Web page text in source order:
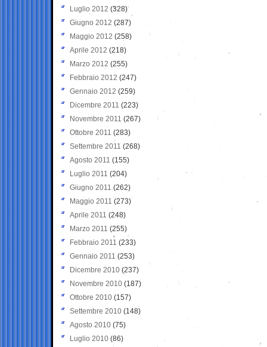
Luglio 2012 (328)
Giugno 2012 (287)
Maggio 2012 (258)
Aprile 2012 (218)
Marzo 2012 (255)
Febbraio 2012 (247)
Gennaio 2012 (259)
Dicembre 2011 (223)
Novembre 2011 (267)
Ottobre 2011 (283)
Settembre 2011 (268)
Agosto 2011 (155)
Luglio 2011 (204)
Giugno 2011 (262)
Maggio 2011 (273)
Aprile 2011 (248)
Marzo 2011 (255)
Febbraio 2011 (233)
Gennaio 2011 (253)
Dicembre 2010 (237)
Novembre 2010 (187)
Ottobre 2010 (157)
Settembre 2010 (148)
Agosto 2010 (75)
Luglio 2010 (86)